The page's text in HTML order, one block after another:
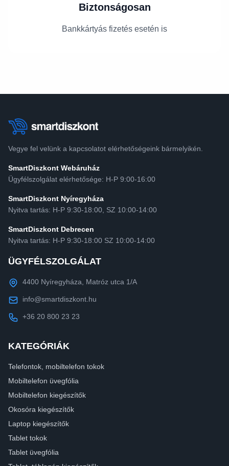
Biztonságosan
Bankkártyás fizetés esetén is
Vegye fel velünk a kapcsolatot elérhetőségeink bármelyikén.
SmartDiszkont Webáruház
Ügyfélszolgálat elérhetősége: H-P 9:00-16:00
SmartDiszkont Nyíregyháza
Nyitva tartás: H-P 9:30-18:00, SZ 10:00-14:00
SmartDiszkont Debrecen
Nyitva tartás: H-P 9:30-18:00 SZ 10:00-14:00
ÜGYFÉLSZOLGÁLAT
4400 Nyíregyháza, Matróz utca 1/A
info@smartdiszkont.hu
+36 20 800 23 23
KATEGÓRIÁK
Telefontok, mobiltelefon tokok
Mobiltelefon üvegfólia
Mobiltelefon kiegészítők
Okosóra kiegészítők
Laptop kiegészítők
Tablet tokok
Tablet üvegfólia